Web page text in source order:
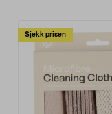
Sjekk prisen